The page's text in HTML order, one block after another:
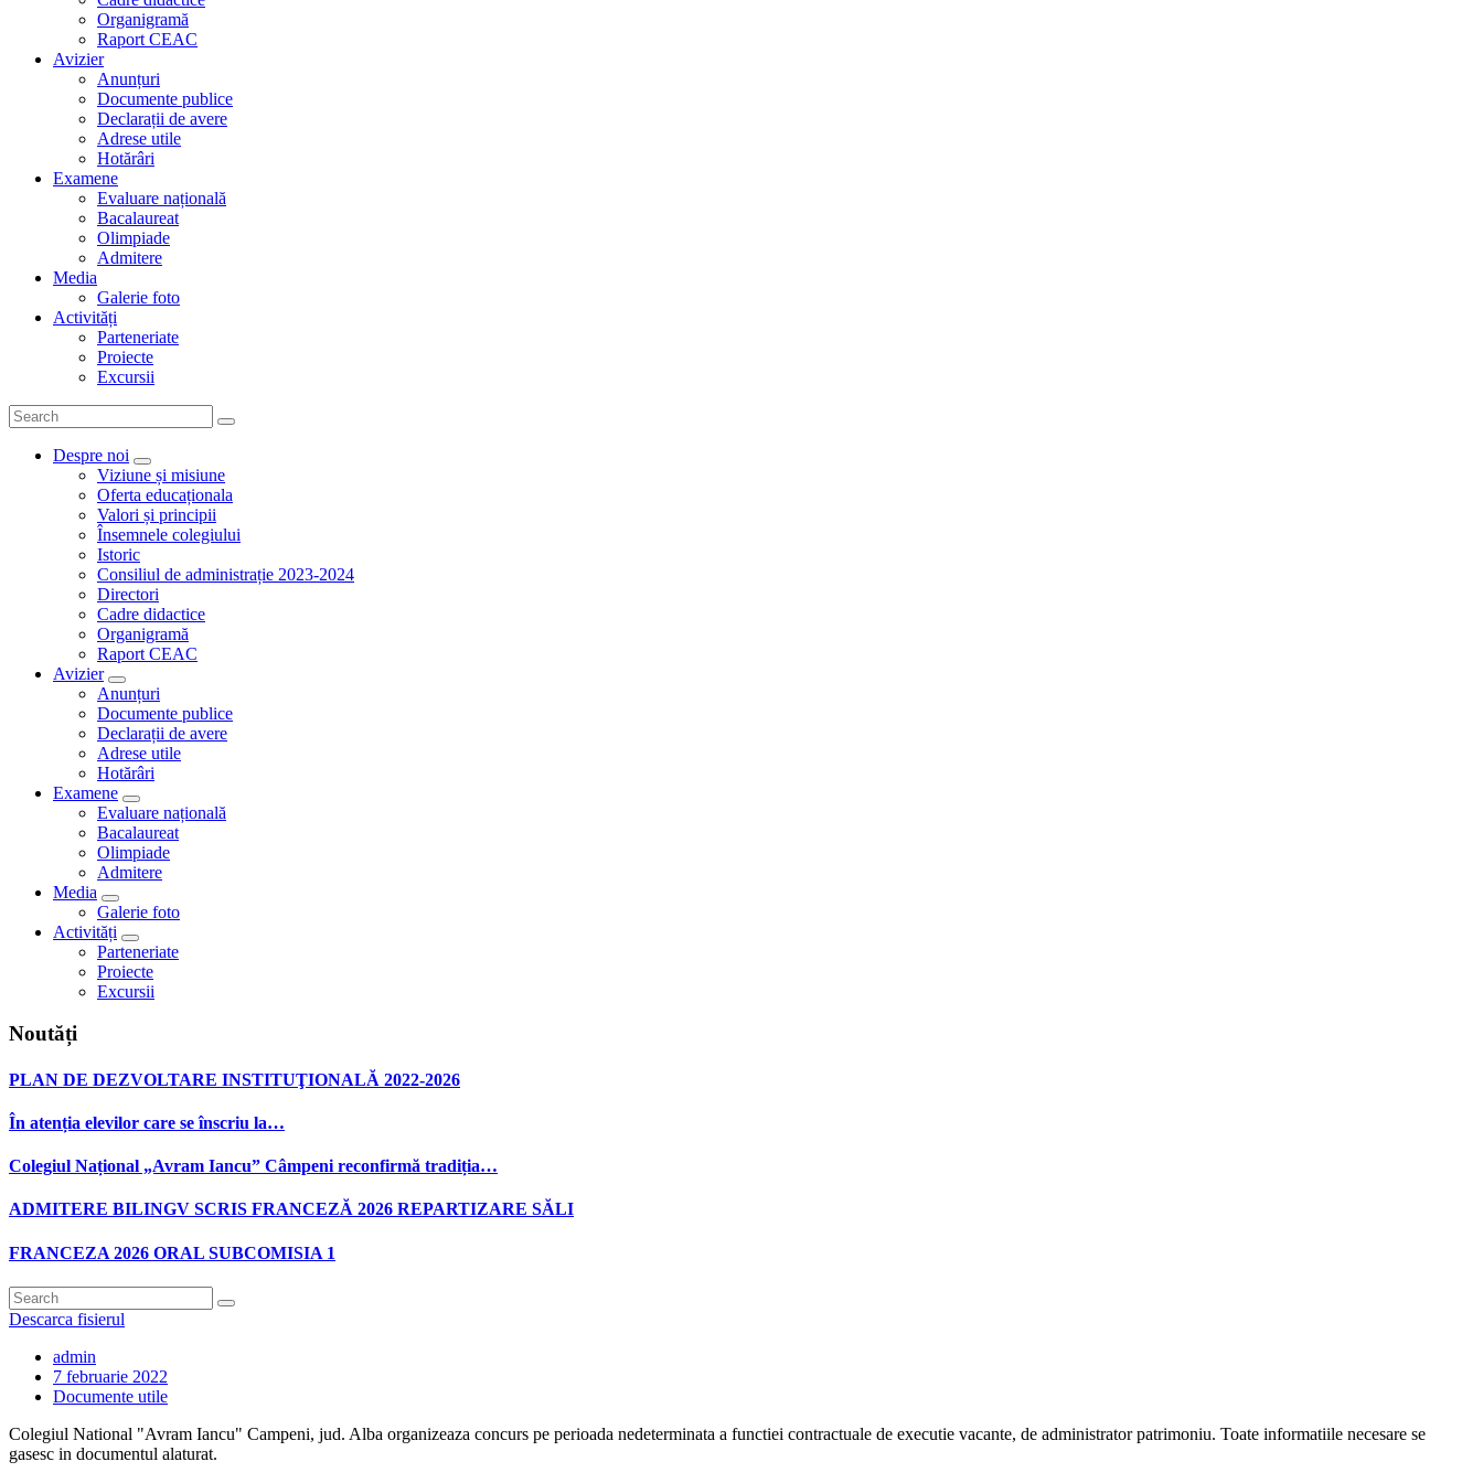
Organigramă
Raport CEAC
Avizier
Anunțuri
Documente publice
Declarații de avere
Adrese utile
Hotărâri
Examene
Evaluare națională
Bacalaureat
Olimpiade
Admitere
Media
Galerie foto
Activități
Parteneriate
Proiecte
Excursii
Despre noi
Viziune și misiune
Oferta educaționala
Valori și principii
Însemnele colegiului
Istoric
Consiliul de administrație 2023-2024
Directori
Cadre didactice
Organigramă
Raport CEAC
Avizier
Anunțuri
Documente publice
Declarații de avere
Adrese utile
Hotărâri
Examene
Evaluare națională
Bacalaureat
Olimpiade
Admitere
Media
Galerie foto
Activități
Parteneriate
Proiecte
Excursii
Noutăți
PLAN DE DEZVOLTARE INSTITUŢIONALĂ 2022-2026
În atenția elevilor care se înscriu la…
Colegiul Național „Avram Iancu” Câmpeni reconfirmă tradiția…
ADMITERE BILINGV SCRIS FRANCEZĂ 2026 REPARTIZARE SĂLI
FRANCEZA 2026 ORAL SUBCOMISIA 1
Descarca fisierul
admin
7 februarie 2022
Documente utile
Colegiul National "Avram Iancu" Campeni, jud. Alba organizeaza concurs pe perioada nedeterminata a functiei contractuale de executie vacante, de administrator patrimoniu. Toate informatiile necesare se
gasesc in documentul alaturat.